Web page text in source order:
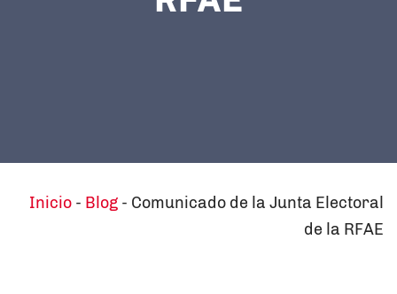
Inicio - Blog - Comunicado de la Junta Electoral
de la RFAE